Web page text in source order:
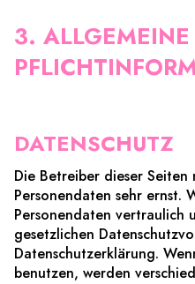
3.
DATENSCHUTZ
Die Betreiber dieser Seiten
Personendaten sehr ernst.
Personendaten vertraulich
gesetzlichen
Datenschutzerklärung.
benutzen, werden